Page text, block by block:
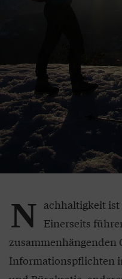
N achhaltigkeit
Einerseits
zusammenhängenden
Informationspflichten